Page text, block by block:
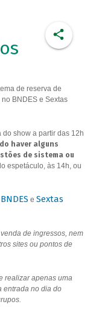
de reserva de
BNDES e Sextas
show a partir das 12h
haver alguns
de sistema ou
espetáculo, às 14h, ou
e Sextas
de ingressos, nem
sites ou pontos de
realizar apenas uma
entrada no dia do